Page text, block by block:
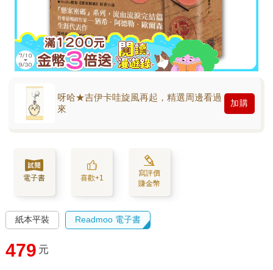
呀哈★吉伊卡哇旋風再起，精選周邊看過
來
加購
電子書 喜歡+1
寫評價
賺金幣
紙本平裝 Readmoo 電子書
479 元